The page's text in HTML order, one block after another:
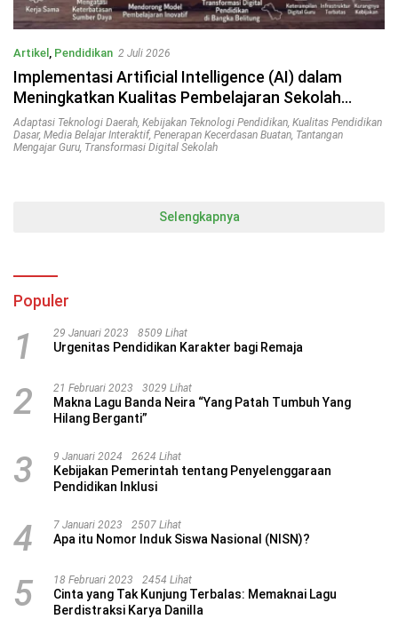
Artikel , Pendidikan 2 Juli 2026
Implementasi Artificial Intelligence (AI) dalam
Meningkatkan Kualitas Pembelajaran Sekolah
Dasar di Bangka Belitung
Adaptasi Teknologi Daerah, Kebijakan Teknologi Pendidikan, Kualitas Pendidikan
Dasar, Media Belajar Interaktif, Penerapan Kecerdasan Buatan, Tantangan
Mengajar Guru, Transformasi Digital Sekolah
Selengkapnya
Populer
1 29 Januari 2023 8509 Lihat
Urgenitas Pendidikan Karakter bagi Remaja
2 21 Februari 2023 3029 Lihat
Makna Lagu Banda Neira “Yang Patah Tumbuh Yang
Hilang Berganti”
3 9 Januari 2024 2624 Lihat
Kebijakan Pemerintah tentang Penyelenggaraan
Pendidikan Inklusi
4 7 Januari 2023 2507 Lihat
Apa itu Nomor Induk Siswa Nasional (NISN)?
5 18 Februari 2023 2454 Lihat
Cinta yang Tak Kunjung Terbalas: Memaknai Lagu
Berdistraksi Karya Danilla